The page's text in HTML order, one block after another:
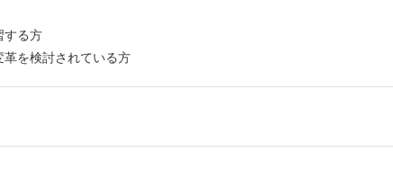
する方
革を検討されている方